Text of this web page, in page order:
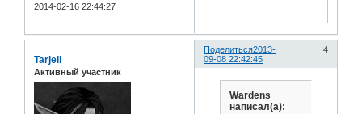
2014-02-16 22:44:27
Поделиться 4
2013-
09-08 22:42:45
Tarjell
Активный участник
Wardens
написал(а):